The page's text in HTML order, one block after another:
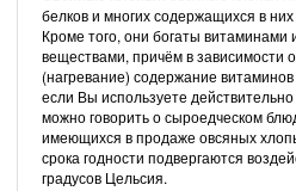
белков и многих содержащихся в
Кроме того, они богаты
веществами, причём в зависимости
(нагревание) содержание
если Вы используете
можно говорить о сыроедческом
имеющихся в продаже овсяных
срока годности подвергаются
градусов Цельсия.